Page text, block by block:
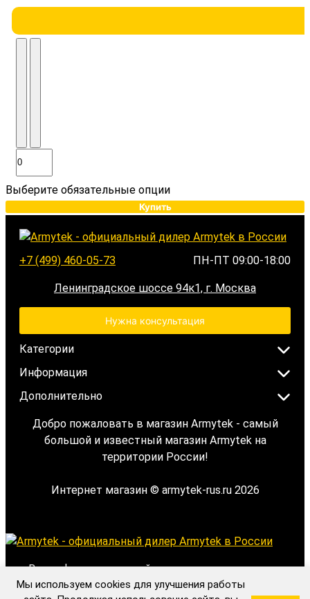
Выберите обязательные опции
Купить
+7 (499) 460-05-73 ПН-ПТ 09:00-18:00
Ленинградское шоссе 94к1, г. Москва
Нужна консультация
Категории
Информация
Дополнительно
Добро пожаловать в магазин Armytek - самый
большой и известный магазин Armytek на
территории России!
Интернет магазин © armytek-rus.ru 2026
Вся информация на сайте носит исключительно
информационный характер и ни при каких условиях не
Мы используем cookies для улучшения работы